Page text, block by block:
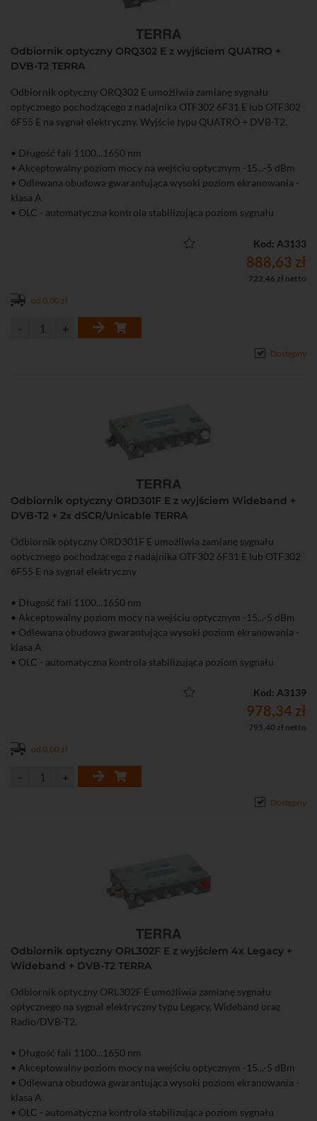
Odbiornik optyczny ORQ302 E z wyjściem QUATRO +
DVB-T2 TERRA
Odbiornik optyczny ORQ302 E umożliwia zamianę sygnału
optycznego pochodzącego z nadajnika OTF302 6F31 E lub OTF302
6F55 E na sygnał elektryczny. Wyjście typu QUATRO + DVB-T2.
• Długość fali 1100...1650 nm
• Akceptowalny poziom mocy na wejściu optycznym -15...-5 dBm
• Odlewana obudowa gwarantująca wysoki poziom ekranowania -
klasa A
• OLC - automatyczna kontrola stabilizująca poziom sygnału
• Zasilanie DC jest realizowane bezpośrednio z podłączonego
multiswitcha lub zewnętrznego zasilacza DC 10...20 V, które nie
Kod: A3133
888,63 zł
722,46 zł netto
od 0,00 zł
Dostępny
Odbiornik optyczny ORD301F E z wyjściem Wideband +
DVB-T2 + 2x dSCR/Unicable TERRA
Odbiornik optyczny ORD301F E umożliwia zamianę sygnału
optycznego pochodzącego z nadajnika OTF302 6F31 E lub OTF302
6F55 E na sygnał elektryczny
• Długość fali 1100...1650 nm
• Akceptowalny poziom mocy na wejściu optycznym -15...-5 dBm
• Odlewana obudowa gwarantująca wysoki poziom ekranowania -
klasa A
• OLC - automatyczna kontrola stabilizująca poziom sygnału
Kod: A3139
978,34 zł
795,40 zł netto
od 0,00 zł
Dostępny
Odbiornik optyczny ORL302F E z wyjściem 4x Legacy +
Wideband + DVB-T2 TERRA
Odbiornik optyczny ORL302F E umożliwia zamianę sygnału
optycznego na sygnał elektryczny typu Legacy, Wideband oraz
Radio/DVB-T2.
• Długość fali 1100...1650 nm
• Akceptowalny poziom mocy na wejściu optycznym -15...-5 dBm
• Odlewana obudowa gwarantująca wysoki poziom ekranowania -
klasa A
• OLC - automatyczna kontrola stabilizująca poziom sygnału